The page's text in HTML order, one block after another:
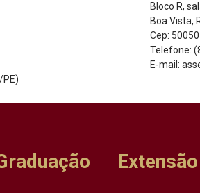
PE)
Bloco R,
Boa Vista,
Cep:
Telefone:
E-mail:
Extensão